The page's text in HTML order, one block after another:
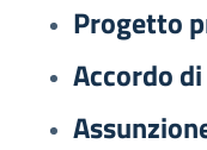
Progetto
Accordo